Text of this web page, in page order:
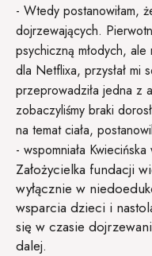
- Wtedy postanowiłam,
dojrzewających.
psychiczną młodych,
dla Netflixa, przysłał mi
przeprowadziła jedna z
zobaczyliśmy braki
na temat ciała,
- wspomniała
Założycielka fundacji
wyłącznie w
wsparcia dzieci i
się w czasie
dalej.